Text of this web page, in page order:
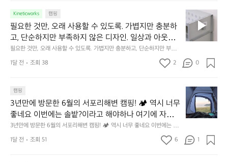
중
인
차
안
서
도
구
나
잠
에
기
까
는 균형감에서 출발했습니다.  그중에서도 슬림함에 철
저히 집착했습니다. 튼튼한 내구도와 넉넉한 수납력을
해치치 않는 선에서, 가장 가볍고 얇게 설계했습니다.
이 디자인과 사용감은, 꼭 직접 손으로 만져보며 경험
해 보시기를 바랍니다.
철저히 집착했습니다. 튼튼한 내구도와 넉넉한 수납력을 해치치 않는 선에
서, 가장 가볍고 얇게 설계했습니다.  이 디자인과 사용감은, 꼭 직접 손으로
만져보며 경험해 보시기를 바랍니다.
0
년
이
넘
군
지
의
초
기
품
Kineticworks 캠핑
필요한 것만, 오래 사용할 수 있도록. 가볍지만 충분하
고, 단순하지만 부족하지 않은 디자인. 일상과 아웃도
어의 경계를 자연스럽게 이어주는 RIDGE MOUNTAIN
GEAR. 키네틱웍스에서 만나보세요.
필요한 것만, 오래 사용할 수 있도록. 가볍지만 충분하고, 단순하지만 부족하
지 않은 디자인. 일상과 아웃도어의 경계를 자연스럽게 이어주는 RIDGE M
OUNTAIN GEAR. 키네틱웍스에서 만나보세요.
필
요
한
것
오
용
할
수
있
록.
1달 전 조회 38 2 0
캠핑
3년만에 방문한 6월의 서포리해변 캠핑! 🏕 역시 너무
좋네요 이번에는 솔밭?이라고 해야하나 여기에 자리를
잡았는데 정말 시원하고 경치도 좋네요  서해치고 물도
맑은편, 아이들도 놀기 좋고 1박 2일은 넘 짧게 느껴지
네요  .1박 1동 1만원 (수금은 7시쯤, 동네에서 관리) .수
3년만에 방문한 6월의 서포리해변 캠핑! 🏕 역시 너무 좋네요 이번에는 솔
밭?이라고 해야하나 여기에 자리를 잡았는데 정말 시원하고 경치도 좋네요
서해치고 물도 맑은편, 아이들도 놀기 좋고 1박 2일은 넘 짧게 느껴지네요  .
년
만
에
문
1달 전 조회 51 6 1